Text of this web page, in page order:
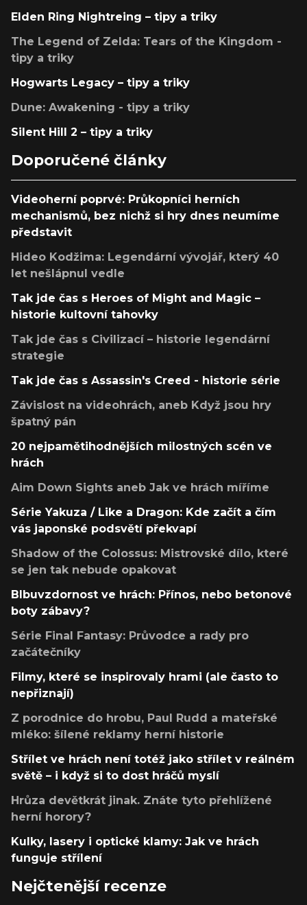
Elden Ring Nightreing – tipy a triky
The Legend of Zelda: Tears of the Kingdom -
tipy a triky
Hogwarts Legacy – tipy a triky
Dune: Awakening - tipy a triky
Silent Hill 2 – tipy a triky
Doporučené články
Videoherní poprvé: Průkopníci herních
mechanismů, bez nichž si hry dnes neumíme
představit
Hideo Kodžima: Legendární vývojář, který 40
let nešlápnul vedle
Tak jde čas s Heroes of Might and Magic –
historie kultovní tahovky
Tak jde čas s Civilizací – historie legendární
strategie
Tak jde čas s Assassin's Creed - historie série
Závislost na videohrách, aneb Když jsou hry
špatný pán
20 nejpamětihodnějších milostných scén ve
hrách
Aim Down Sights aneb Jak ve hrách míříme
Série Yakuza / Like a Dragon: Kde začít a čím
vás japonské podsvětí překvapí
Shadow of the Colossus: Mistrovské dílo, které
se jen tak nebude opakovat
Blbuvzdornost ve hrách: Přínos, nebo betonové
boty zábavy?
Série Final Fantasy: Průvodce a rady pro
začátečníky
Filmy, které se inspirovaly hrami (ale často to
nepřiznají)
Z porodnice do hrobu, Paul Rudd a mateřské
mléko: šílené reklamy herní historie
Střílet ve hrách není totéž jako střílet v reálném
světě – i když si to dost hráčů myslí
Hrůza devětkrát jinak. Znáte tyto přehlížené
herní horory?
Kulky, lasery i optické klamy: Jak ve hrách
funguje střílení
Nejčtenější recenze